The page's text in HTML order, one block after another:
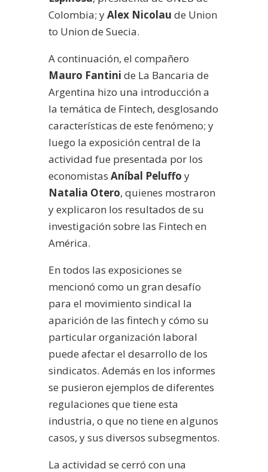
Colombia; yAlex Nicolau de Union
to Union de Suecia.
A continuación, el compañero
Mauro Fantini de La Bancaria de
Argentina hizo una introducción a
la temática de Fintech, desglosando
características de este fenómeno; y
luego la exposición central de la
actividad fue presentada por los
economistas Aníbal Peluffo y
Natalia Otero, quienes mostraron
y explicaron los resultados de su
investigación sobre las Fintech en
América.
En todos las exposiciones se
mencionó como un gran desafío
para el movimiento sindical la
aparición de las fintech y cómo su
particular organización laboral
puede afectar el desarrollo de los
sindicatos. Además en los informes
se pusieron ejemplos de diferentes
regulaciones que tiene esta
industria, o que no tiene en algunos
casos, y sus diversos subsegmentos.
La actividad se cerró con una